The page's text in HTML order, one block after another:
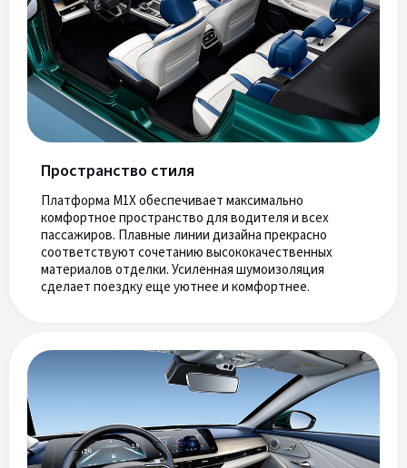
Пространство стиля
Платформа M1X обеспечивает максимально
комфортное пространство для водителя и всех
пассажиров. Плавные линии дизайна прекрасно
соответствуют сочетанию высококачественных
материалов отделки. Усиленная шумоизоляция
сделает поездку еще уютнее и комфортнее.